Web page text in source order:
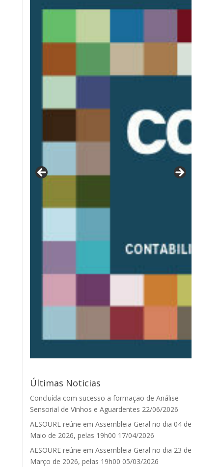
Últimas Noticias
Concluída com sucesso a formação de Análise
Sensorial de Vinhos e Aguardentes 22/06/2026
AESOURE reúne em Assembleia Geral no dia 04 de
Maio de 2026, pelas 19h00 17/04/2026
AESOURE reúne em Assembleia Geral no dia 23 de
Março de 2026, pelas 19h00 05/03/2026